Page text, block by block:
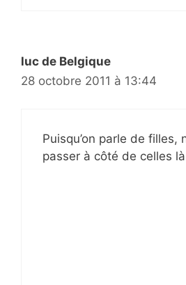
luc de Belgique
28 octobre 2011 à 13:44
Puisqu’on parle de filles,
passer à côté de celles